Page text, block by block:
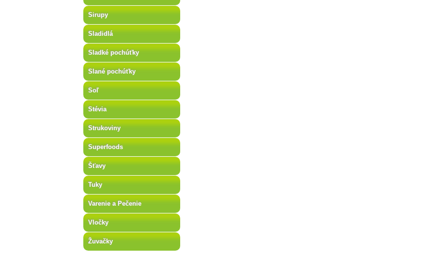
Sirupy
Sladidlá
Sladké pochúťky
Slané pochúťky
Soľ
Stévia
Strukoviny
Superfoods
Šťavy
Tuky
Varenie a Pečenie
Vločky
Žuvačky